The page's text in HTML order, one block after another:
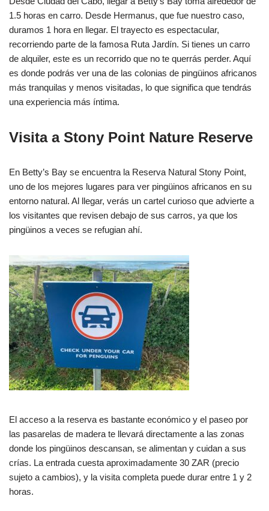
1.5 horas en carro. Desde Hermanus, que fue nuestro caso,
duramos 1 hora en llegar. El trayecto es espectacular,
recorriendo parte de la famosa Ruta Jardín. Si tienes un carro
de alquiler, este es un recorrido que no te querrás perder. Aquí
es donde podrás ver una de las colonias de pingüinos africanos
más tranquilas y menos visitadas, lo que significa que tendrás
una experiencia más íntima.
Visita a Stony Point Nature Reserve
En Betty’s Bay se encuentra la Reserva Natural Stony Point,
uno de los mejores lugares para ver pingüinos africanos en su
entorno natural. Al llegar, verás un cartel curioso que advierte a
los visitantes que revisen debajo de sus carros, ya que los
pingüinos a veces se refugian ahí.
El acceso a la reserva es bastante económico y el paseo por
las pasarelas de madera te llevará directamente a las zonas
donde los pingüinos descansan, se alimentan y cuidan a sus
crías. La entrada cuesta aproximadamente 30 ZAR (precio
sujeto a cambios), y la visita completa puede durar entre 1 y 2
horas.